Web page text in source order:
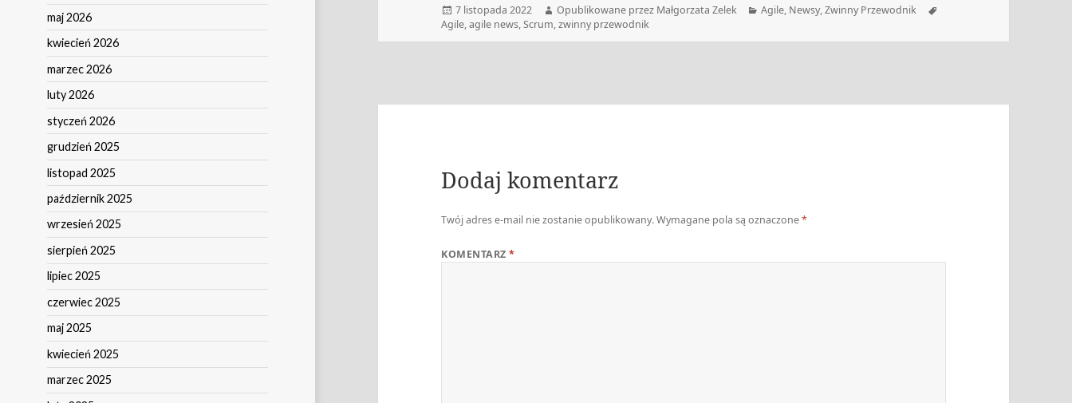
maj 2026
kwiecień 2026
marzec 2026
luty 2026
styczeń 2026
grudzień 2025
listopad 2025
październik 2025
wrzesień 2025
sierpień 2025
lipiec 2025
czerwiec 2025
maj 2025
kwiecień 2025
marzec 2025
Data
publikacji
7 listopada 2022 Autor
Opublikowane przez Małgorzata Zelek Kategorie
Agile, Newsy,Zwinny Przewodnik
Agile,agile news,Scrum,zwinny przewodnik
Dodaj komentarz
Twój adres e-mail nie zostanie opublikowany.Wymagane pola są oznaczone*
KOMENTARZ*